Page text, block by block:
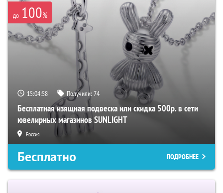
до 100%
15:04:57 Получили:74
Бесплатная изящная подвеска или скидка 500р. в сети
ювелирных магазинов SUNLIGHT
Россия
Бесплатно ПОДРОБНЕЕ